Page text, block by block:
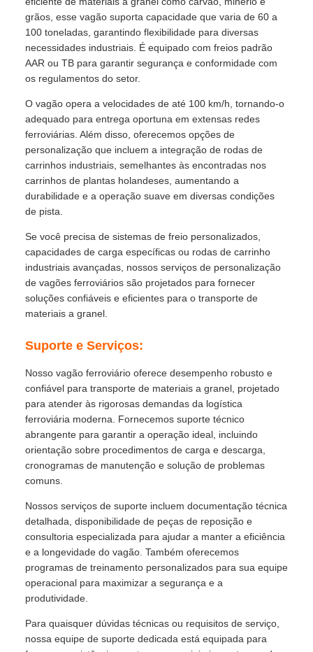
grãos, esse vagão suporta capacidade que varia de 60 a
100 toneladas, garantindo flexibilidade para diversas
necessidades industriais. É equipado com freios padrão
AAR ou TB para garantir segurança e conformidade com
os regulamentos do setor.
O vagão opera a velocidades de até 100 km/h, tornando-o
adequado para entrega oportuna em extensas redes
ferroviárias. Além disso, oferecemos opções de
personalização que incluem a integração de rodas de
carrinhos industriais, semelhantes às encontradas nos
carrinhos de plantas holandeses, aumentando a
durabilidade e a operação suave em diversas condições
de pista.
Se você precisa de sistemas de freio personalizados,
capacidades de carga específicas ou rodas de carrinho
industriais avançadas, nossos serviços de personalização
de vagões ferroviários são projetados para fornecer
soluções confiáveis ​​e eficientes para o transporte de
materiais a granel.
Suporte e Serviços:
Nosso vagão ferroviário oferece desempenho robusto e
confiável para transporte de materiais a granel, projetado
para atender às rigorosas demandas da logística
ferroviária moderna. Fornecemos suporte técnico
abrangente para garantir a operação ideal, incluindo
orientação sobre procedimentos de carga e descarga,
cronogramas de manutenção e solução de problemas
comuns.
Nossos serviços de suporte incluem documentação técnica
detalhada, disponibilidade de peças de reposição e
consultoria especializada para ajudar a manter a eficiência
e a longevidade do vagão. Também oferecemos
programas de treinamento personalizados para sua equipe
operacional para maximizar a segurança e a
produtividade.
Para quaisquer dúvidas técnicas ou requisitos de serviço,
nossa equipe de suporte dedicada está equipada para